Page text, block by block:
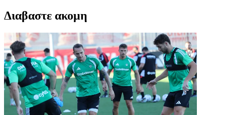
Διαβαστε ακομη